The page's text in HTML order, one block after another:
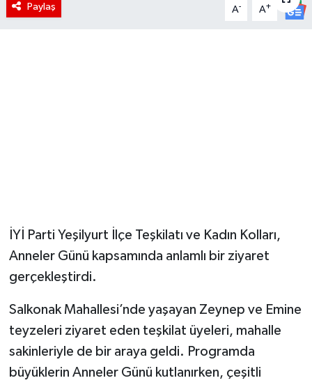
Paylaş A- A+
İYİ Parti Yeşilyurt İlçe Teşkilatı ve Kadın Kolları,
Anneler Günü kapsamında anlamlı bir ziyaret
gerçekleştirdi.
Salkonak Mahallesi’nde yaşayan Zeynep ve Emine
teyzeleri ziyaret eden teşkilat üyeleri, mahalle
sakinleriyle de bir araya geldi. Programda
büyüklerin Anneler Günü kutlanırken, çeşitli